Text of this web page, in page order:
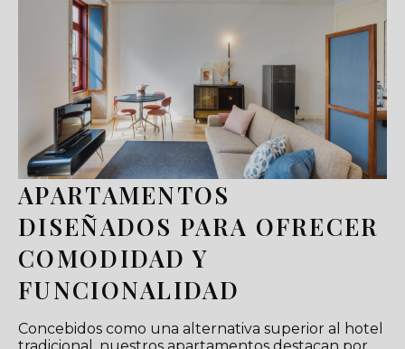
APARTAMENTOS
DISEÑADOS PARA OFRECER
COMODIDAD Y
FUNCIONALIDAD
Concebidos como una alternativa superior al hotel